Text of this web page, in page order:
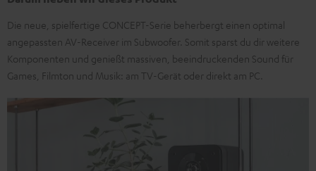
Die neue, spielfertige CONCEPT-Serie beherbergt einen optimal
angepassten AV-Receiver im Subwoofer. Somit sparst du dir weitere
Komponenten und genießt massiven, beeindruckenden Sound für
Games, Filmton und Musik: am TV-Gerät oder direkt am PC.